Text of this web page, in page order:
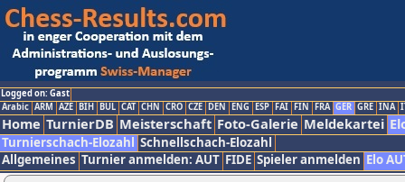
Logged on: Gast
Arabic ARM AZE BIH BUL CAT CHN CRO CZE DEN ENG ESP FAI FIN FRA GER GRE INA
Home TurnierDB Meisterschaft Foto-Galerie Meldekartei
Turnierschach-Elozahl Schnellschach-Elozahl
Allgemeines Turnier anmelden: AUT FIDE Spieler anmelden Elo